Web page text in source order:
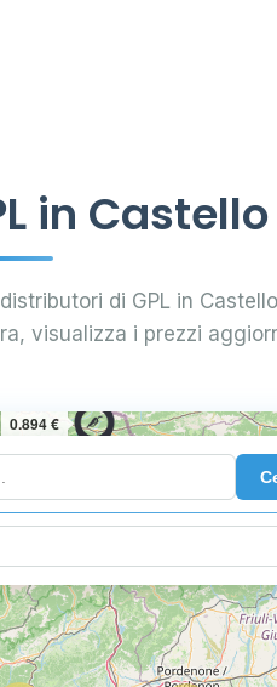
in
di GPL in
visualizza i prezzi
0.894 €